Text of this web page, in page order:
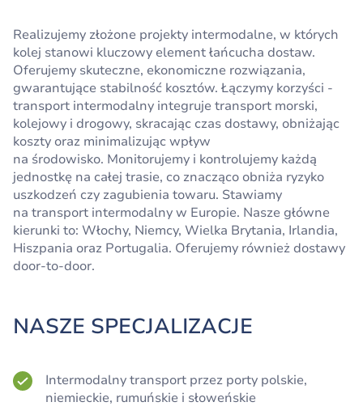
Realizujemy złożone projekty intermodalne, w których
kolej stanowi kluczowy element łańcucha dostaw.
Oferujemy skuteczne, ekonomiczne rozwiązania,
gwarantujące stabilność kosztów. Łączymy korzyści -
transport intermodalny integruje transport morski,
kolejowy i drogowy, skracając czas dostawy, obniżając
koszty oraz minimalizując wpływ
na środowisko. Monitorujemy i kontrolujemy każdą
jednostkę na całej trasie, co znacząco obniża ryzyko
uszkodzeń czy zagubienia towaru. Stawiamy
na transport intermodalny w Europie. Nasze główne
kierunki to: Włochy, Niemcy, Wielka Brytania, Irlandia,
Hiszpania oraz Portugalia. Oferujemy również dostawy
door-to-door.
NASZE SPECJALIZACJE
Intermodalny transport przez porty polskie,
niemieckie, rumuńskie i słoweńskie